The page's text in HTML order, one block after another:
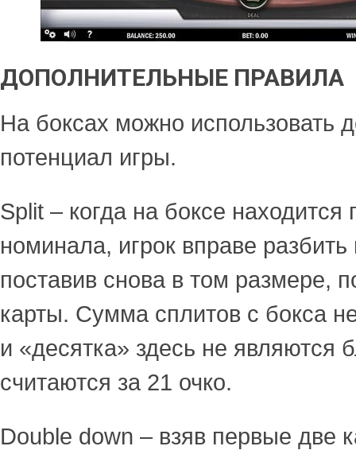
ДОПОЛНИТЕЛЬНЫЕ ПРАВИЛА
На боксах можно использовать
потенциал игры.
Split – когда на боксе находится
номинала, игрок вправе
поставив снова в том размере,
карты. Сумма сплитов с бокса
и «десятка» здесь не являются
считаются за 21 очко.
Double down – взяв первые две